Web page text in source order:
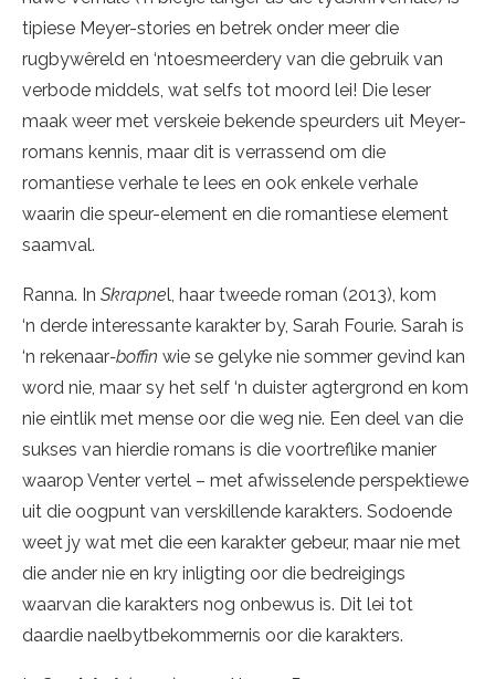
tipiese Meyer-stories en betrek onder meer die
rugbywêreld en ‘ntoesmeerdery van die gebruik van
verbode middels, wat selfs tot moord lei! Die leser
maak weer met verskeie bekende speurders uit Meyer-
romans kennis, maar dit is verrassend om die
romantiese verhale te lees en ook enkele verhale
waarin die speur-element en die romantiese element
saamval.
Ranna. In Skrapnel, haar tweede roman (2013), kom
‘n derde interessante karakter by, Sarah Fourie. Sarah is
‘n rekenaar-boffin wie se gelyke nie sommer gevind kan
word nie, maar sy het self ‘n duister agtergrond en kom
nie eintlik met mense oor die weg nie. Een deel van die
sukses van hierdie romans is die voortreflike manier
waarop Venter vertel – met afwisselende perspektiewe
uit die oogpunt van verskillende karakters. Sodoende
weet jy wat met die een karakter gebeur, maar nie met
die ander nie en kry inligting oor die bedreigings
waarvan die karakters nog onbewus is. Dit lei tot
daardie naelbytbekommernis oor die karakters.